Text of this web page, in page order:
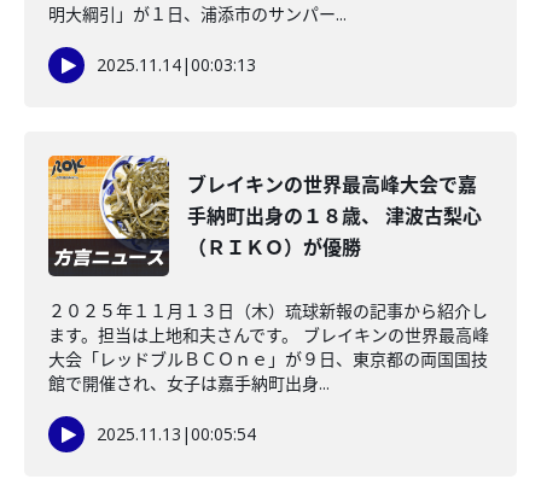
明大綱引」が１日、浦添市のサンパー...
2025.11.14|00:03:13
ブレイキンの世界最高峰大会で嘉
手納町出身の１８歳、 津波古梨心
（ＲＩＫＯ）が優勝
２０２５年１１月１３日（木）琉球新報の記事から紹介し
ます。担当は上地和夫さんです。 ブレイキンの世界最高峰
大会「レッドブルＢＣＯｎｅ」が９日、東京都の両国国技
館で開催され、女子は嘉手納町出身...
2025.11.13 |00:05:54